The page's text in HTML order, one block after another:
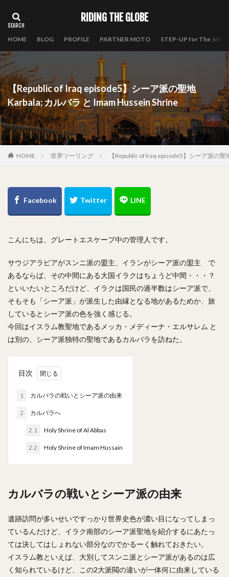
RIDING THE GLOBE
HOME BLOG PROFILE PARTNER MOTO STEP-UP for The
【Republic of Iraq episode5】シーア派の聖地
Karbala; カルバラ と Imam Hussein Shrine
HOME 世界ツーリング 【Republic of Iraq episode5】シーア派の
こんにちは、グレートエスケープ中の管理人です。
サウジアラビアがスンニ派の盟主、イランがシーア派の盟主 で
あるならば、その中間にある大国イラクはちょうど中間・・・？
といいたいところだけど、イラクは国民の過半数はシーア派で、
そもそも「シーア派」が派生した由縁となる地があるためか、旅
しているとシーア派の色を強く感じる。
今回はイスラム教聖地であるメッカ・メディーナ・エルサレム と
は別の、シーア派独特の聖地であるカルバラを訪ねた。
目次
1 カルバラの戦いとシーア派の由来
2 カルバラへ
2.1 Holy Shrine of Al Abbas
2.2 Holy Shrine of Imam Hussain
カルバラの戦いとシーア派の由来
遺跡訪問が多いせいですっかり世界史色が濃い目になってしまっ
ているんだけど、イラク南部のシーア派聖地を紹介するにあたっ
ては決してはしょれない部分なのでかるーく触れておきたい。
イスラム教といえば、大別してスンニ派とシーア派があるのは広
く知られているけど、この2大派閥の違いが一体何に由来している